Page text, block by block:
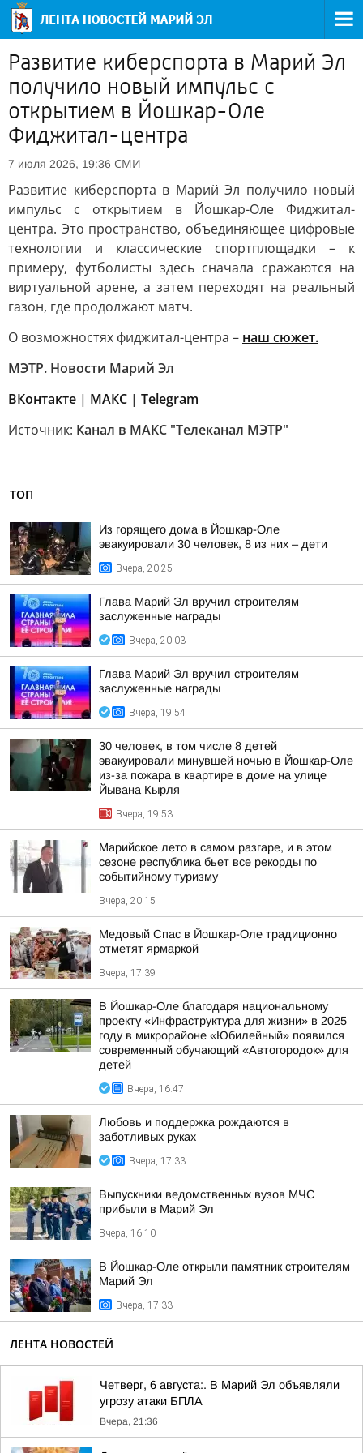
Развитие киберспорта в Марий Эл
получило новый импульс с
открытием в Йошкар-Оле
Фиджитал-центра
7 июля 2026, 19:36 СМИ
Развитие киберспорта в Марий Эл получило новый
импульс с открытием в Йошкар-Оле Фиджитал-
центра. Это пространство, объединяющее цифровые
технологии и классические спортплощадки – к
примеру, футболисты здесь сначала сражаются на
виртуальной арене, а затем переходят на реальный
газон, где продолжают матч.
О возможностях фиджитал-центра – наш сюжет.
МЭТР. Новости Марий Эл
ВКонтакте | MAКС | Telegram
Источник: Канал в МАКС "Телеканал МЭТР"
ТОП
Из горящего дома в Йошкар-Оле
эвакуировали 30 человек, 8 из них – дети
Вчера, 20:25
Глава Марий Эл вручил строителям
заслуженные награды
Вчера, 20:03
Глава Марий Эл вручил строителям
заслуженные награды
Вчера, 19:54
30 человек, в том числе 8 детей
эвакуировали минувшей ночью в Йошкар-Оле
из-за пожара в квартире в доме на улице
Йывана Кырля
Вчера, 19:53
Марийское лето в самом разгаре, и в этом
сезоне республика бьет все рекорды по
событийному туризму
Вчера, 20:15
Медовый Спас в Йошкар-Оле традиционно
отметят ярмаркой
Вчера, 17:39
В Йошкар-Оле благодаря национальному
проекту «Инфраструктура для жизни» в 2025
году в микрорайоне «Юбилейный» появился
современный обучающий «Автогородок» для
детей
Вчера, 16:47
Любовь и поддержка рождаются в
заботливых руках
Вчера, 17:33
Выпускники ведомственных вузов МЧС
прибыли в Марий Эл
Вчера, 16:10
В Йошкар-Оле открыли памятник строителям
Марий Эл
Вчера, 17:33
ЛЕНТА НОВОСТЕЙ
Четверг, 6 августа:. В Марий Эл объявляли
угрозу атаки БПЛА
Вчера, 21:36